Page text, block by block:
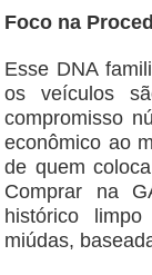
Foco na
​Esse DNA
os veículos
compromisso
econômico ao
de quem
Comprar na
histórico
miúdas,